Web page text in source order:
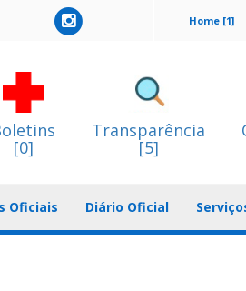
Home [1]
[0]
Transparência
[5]
Oficiais Diário Oficial